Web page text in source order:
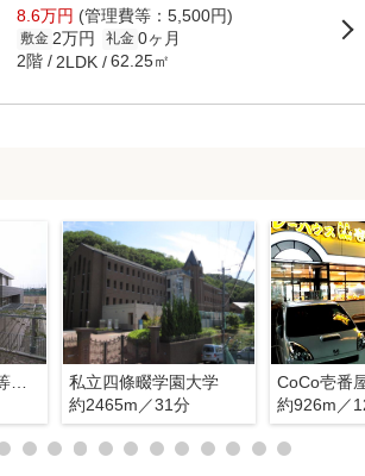
8.6万円 (管理費等：5,500円)
敷金 2万円 礼金 0ヶ月
2階 2LDK 62.25㎡
大阪府立四条畷高等学校
私立四條畷学園大学
約2465m／31分
約926m／